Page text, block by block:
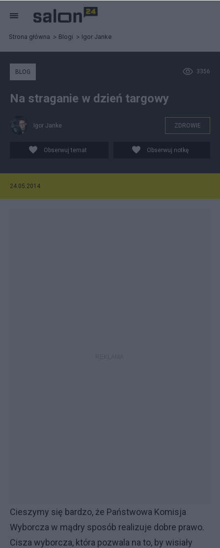
Strona główna Blogi Igor Janke
3356
BLOG
Na straganie w dzień targowy
Igor Janke ZDROWIE
Obserwuj temat Obserwuj notkę
24.05.2014
Cieszymy się bardzo, że Państwowa Komisja
Wyborcza w mądry sposób realizuje dobre prawo.
Cisza wyborcza, która pozwala na to, by wisiały